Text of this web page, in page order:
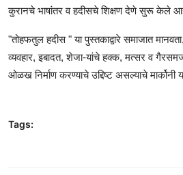
कुरानचे भाषांतर व हदीसचे शिक्षण देणे सुरू केले
"तोहफतुल हदीस " या पुस्तकाद्वारे समाजात
व्यवहार, इबादत, शेजा-यांचे हक्क, मत्सर व
ओळख निर्माण करण्याचे उद्दिष्ट असल्याचे मार्कोनी
Tags: